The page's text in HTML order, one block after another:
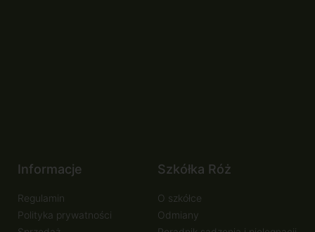
Informacje
Regulamin
Polityka prywatności
Szkółka Róż
O szkółce
Odmiany